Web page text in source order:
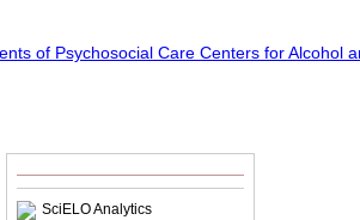
SciELO Analytics